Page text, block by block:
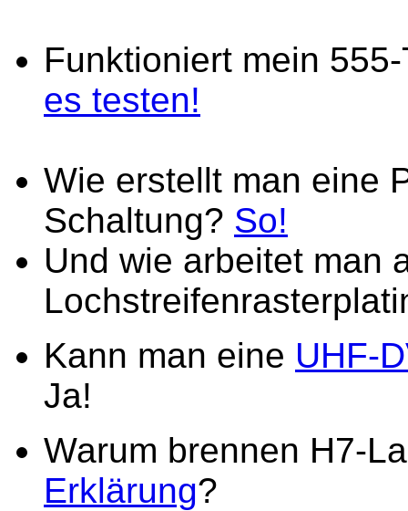
Funktioniert mein
es testen!
Wie erstellt man eine
Schaltung? So!
Und wie arbeitet man
Kann man eine UHF-
Ja!
Warum brennen H7-
Erklärung?